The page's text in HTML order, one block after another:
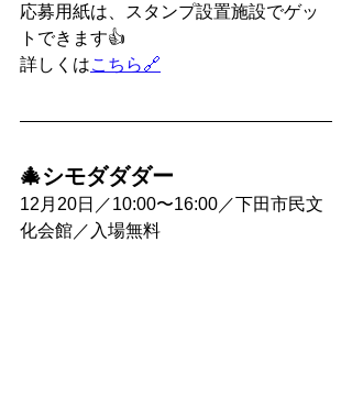
応募用紙は、スタンプ設置施設でゲッ
トできます👍
詳しくはこちら🔗
🎄シモダダダー
12月20日／10:00〜16:00／下田市民文
化会館／入場無料